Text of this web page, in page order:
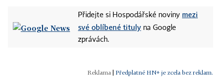
Přidejte si Hospodářské noviny mezi
své oblíbené tituly na Google
zprávách.
Předplatné HN+ je zcela bez reklam.